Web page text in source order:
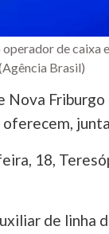
de caixa
Brasil)
Nova
18,
de linha